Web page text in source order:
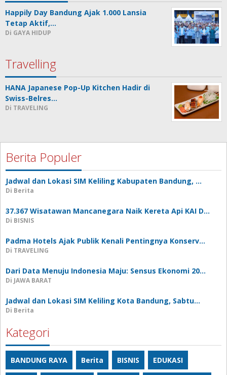
Happily Day Bandung Ajak 1.000 Lansia
Tetap Aktif,…
Di GAYA HIDUP
Travelling
HANA Japanese Pop-Up Kitchen Hadir di
Swiss-Belres…
Di TRAVELING
Berita Populer
Jadwal dan Lokasi SIM Keliling Kabupaten Bandung, …
Di Berita
37.367 Wisatawan Mancanegara Naik Kereta Api KAI D…
Di BISNIS
Padma Hotels Ajak Publik Kenali Pentingnya Konserv…
Di TRAVELING
Dari Data Menuju Indonesia Maju: Sensus Ekonomi 20…
Di JAWA BARAT
Jadwal dan Lokasi SIM Keliling Kota Bandung, Sabtu…
Di Berita
Kategori
BANDUNG RAYA Berita BISNIS EDUKASI